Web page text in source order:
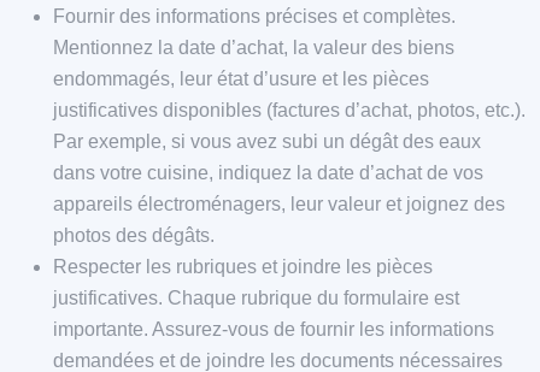
Fournir des informations précises et complètes.
Mentionnez la date d’achat, la valeur des biens
endommagés, leur état d’usure et les pièces
justificatives disponibles (factures d’achat, photos, etc.).
Par exemple, si vous avez subi un dégât des eaux
dans votre cuisine, indiquez la date d’achat de vos
appareils électroménagers, leur valeur et joignez des
photos des dégâts.
Respecter les rubriques et joindre les pièces
justificatives. Chaque rubrique du formulaire est
importante. Assurez-vous de fournir les informations
demandées et de joindre les documents nécessaires